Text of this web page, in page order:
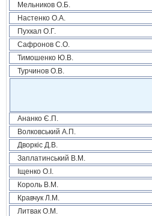
Мельников О.Б.
Настенко О.А.
Пухкал О.Г.
Сафронов С.О.
Тимошенко Ю.В.
Турчинов О.В.
Ананко Є.П.
Волковський А.П.
Дворкіс Д.В.
Заплатинський В.М.
Іщенко О.І.
Король В.М.
Кравчук Л.М.
Литвак О.М.